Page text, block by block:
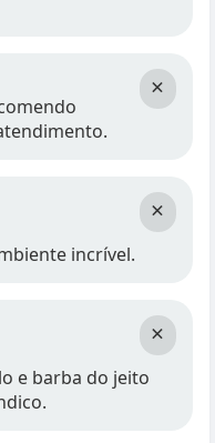
×
×
incrível.
×
e barba do jeito